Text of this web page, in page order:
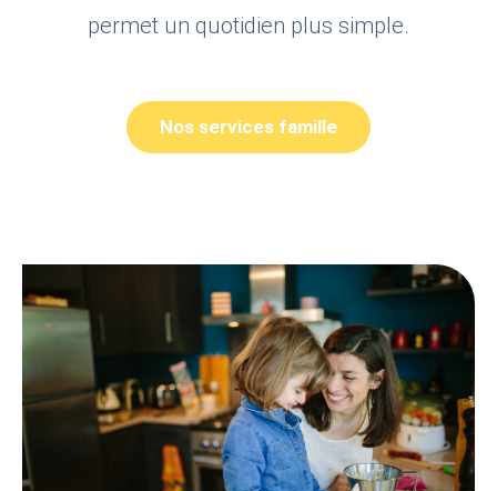
permet un quotidien plus simple.
Nos services famille